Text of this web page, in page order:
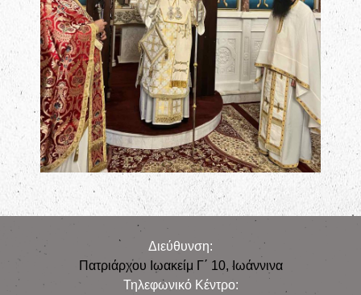
Διεύθυνση:
Πατριάρχου Ιωακείμ Γ΄ 10, Iωάννινα
Τηλεφωνικό Κέντρο: